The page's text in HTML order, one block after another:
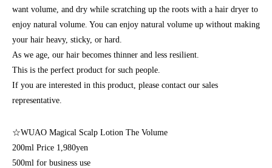
want volume, and dry while scratching up the roots with a hair dryer to
enjoy natural volume. You can enjoy natural volume up without making
your hair heavy, sticky, or hard.
As we age, our hair becomes thinner and less resilient.
This is the perfect product for such people.
If you are interested in this product, please contact our sales
representative.
☆WUAO Magical Scalp Lotion The Volume
200ml Price 1,980yen
500ml for business use